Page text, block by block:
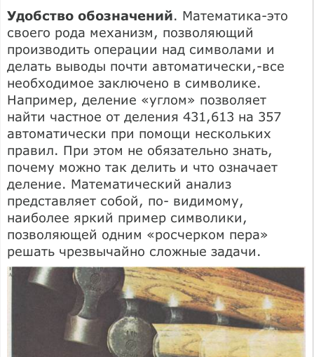
Удобство обозначений. Математика-это
своего рода механизм, позволяющий
производить операции над символами и
делать выводы почти автоматически,-все
необходимое заключено в символике.
Например, деление «углом» позволяет
найти частное от деления 431,613 на 357
автоматически при помощи нескольких
правил. При этом не обязательно знать,
почему можно так делить и что означает
деление. Математический анализ
представляет собой, по- видимому,
наиболее яркий пример символики,
позволяющей одним «росчерком пера»
решать чрезвычайно сложные задачи.